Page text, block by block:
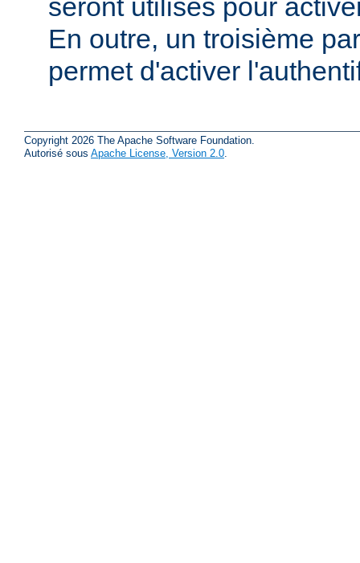
seront utilisés pour
En outre, un troisième
permet d'activer
Copyright 2026 The Apache Software Foundation.
Autorisé sous Apache License, Version 2.0.